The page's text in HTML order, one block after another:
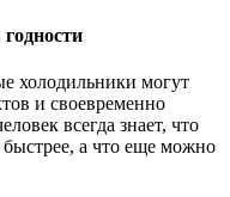
холодильники могут
и своевременно
всегда знает, что
а что еще можно